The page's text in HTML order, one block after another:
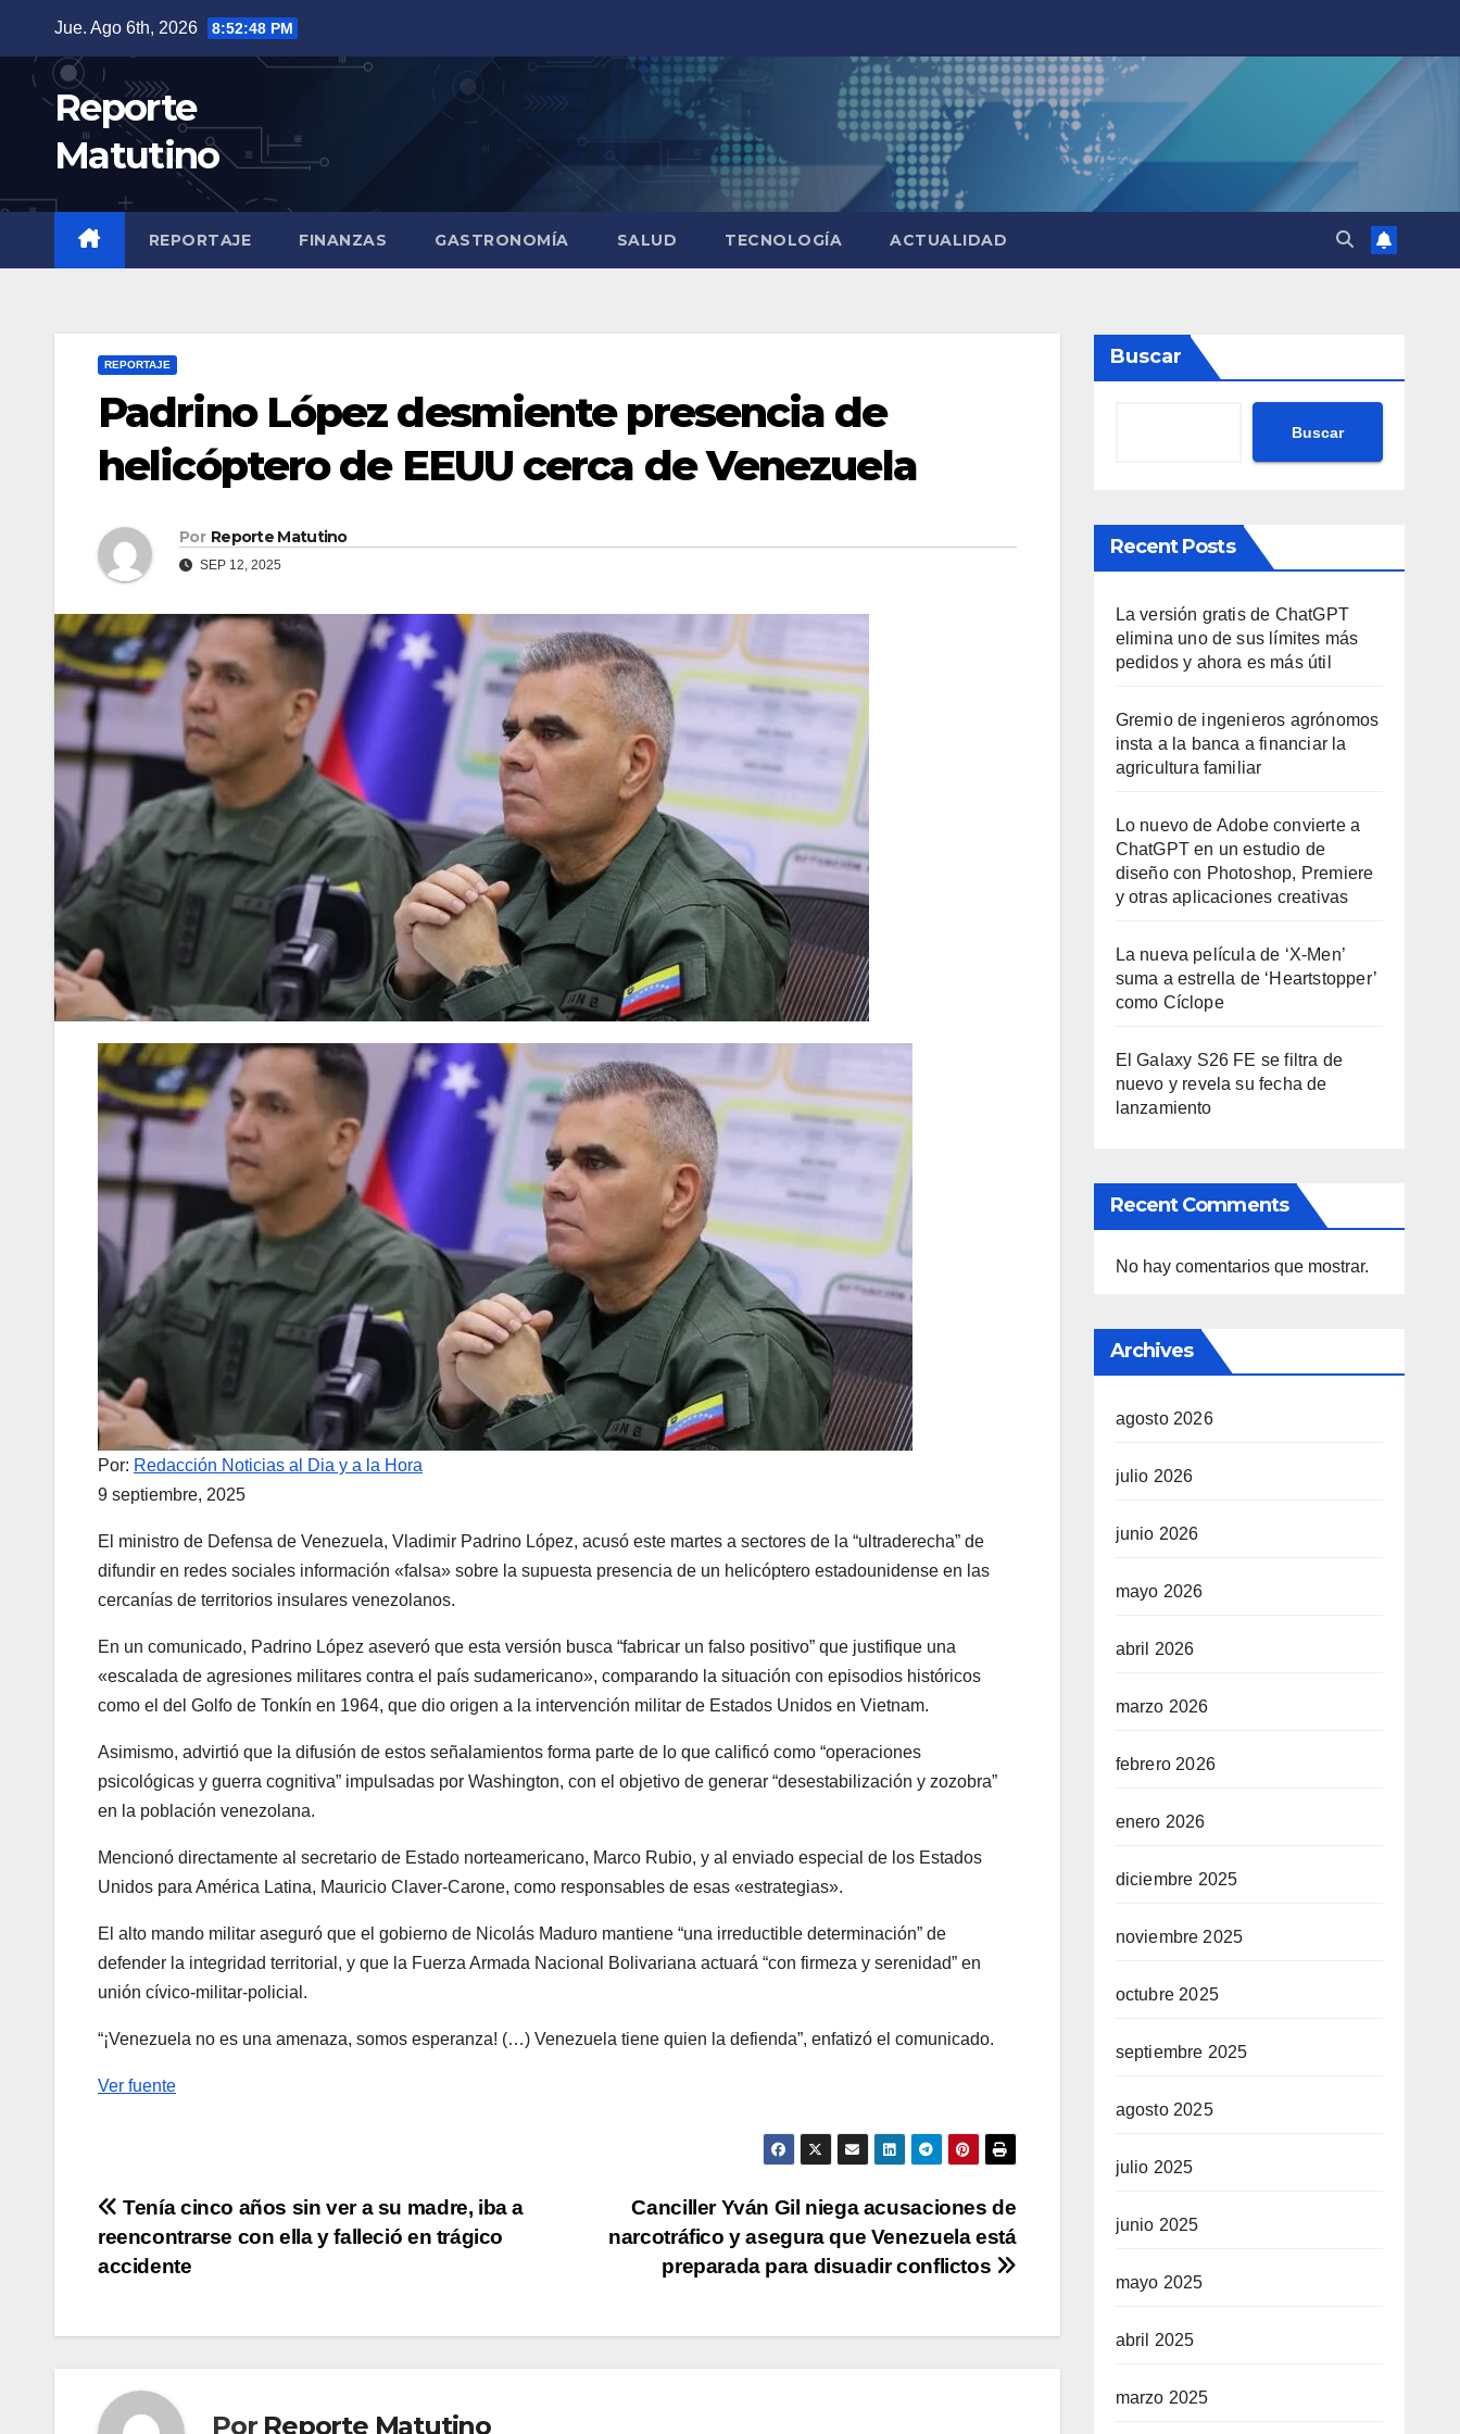
contenido
Jue. Ago 6th, 2026 8:52:49 PM
Reporte
Matutino
REPORTAJE FINANZAS GASTRONOMÍA SALUD TECNOLOGÍA ACTUALIDAD
REPORTAJE
Padrino López desmiente presencia de
helicóptero de EEUU cerca de Venezuela
Por Reporte Matutino
SEP 12, 2025
Por: Redacción Noticias al Dia y a la Hora
9 septiembre, 2025
El ministro de Defensa de Venezuela, Vladimir Padrino López, acusó este martes a sectores de la “ultraderecha” de
difundir en redes sociales información «falsa» sobre la supuesta presencia de un helicóptero estadounidense en las
cercanías de territorios insulares venezolanos.
En un comunicado, Padrino López aseveró que esta versión busca “fabricar un falso positivo” que justifique una
«escalada de agresiones militares contra el país sudamericano», comparando la situación con episodios históricos
como el del Golfo de Tonkín en 1964, que dio origen a la intervención militar de Estados Unidos en Vietnam.
Asimismo, advirtió que la difusión de estos señalamientos forma parte de lo que calificó como “operaciones
psicológicas y guerra cognitiva” impulsadas por Washington, con el objetivo de generar “desestabilización y zozobra”
en la población venezolana.
Mencionó directamente al secretario de Estado norteamericano, Marco Rubio, y al enviado especial de los Estados
Unidos para América Latina, Mauricio Claver-Carone, como responsables de esas «estrategias».
El alto mando militar aseguró que el gobierno de Nicolás Maduro mantiene “una irreductible determinación” de
defender la integridad territorial, y que la Fuerza Armada Nacional Bolivariana actuará “con firmeza y serenidad” en
unión cívico-militar-policial.
“¡Venezuela no es una amenaza, somos esperanza! (…) Venezuela tiene quien la defienda”, enfatizó el comunicado.
Ver fuente
Navegación
de
Canciller Yván Gil niega acusaciones de
narcotráfico y asegura que Venezuela está
preparada para disuadir conflictos
Tenía cinco años sin ver a su madre, iba a
reencontrarse con ella y falleció en trágico
accidente
Por Reporte Matutino
Buscar
Buscar
Recent Posts
La versión gratis de ChatGPT
elimina uno de sus límites más
pedidos y ahora es más útil
Gremio de ingenieros agrónomos
insta a la banca a financiar la
agricultura familiar
Lo nuevo de Adobe convierte a
ChatGPT en un estudio de
diseño con Photoshop, Premiere
y otras aplicaciones creativas
La nueva película de ‘X-Men’
suma a estrella de ‘Heartstopper’
como Cíclope
El Galaxy S26 FE se filtra de
nuevo y revela su fecha de
lanzamiento
Recent Comments
No hay comentarios que mostrar.
Archives
agosto 2026
julio 2026
junio 2026
mayo 2026
abril 2026
marzo 2026
febrero 2026
enero 2026
diciembre 2025
noviembre 2025
octubre 2025
septiembre 2025
agosto 2025
julio 2025
junio 2025
mayo 2025
abril 2025
marzo 2025